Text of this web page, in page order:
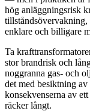
hög anläggningsrisk
tillståndsövervakning,
enklare och billigare
Ta
stor brandrisk och
noggranna gas- och
det med besiktning
konsekvenserna av
räcker långt.